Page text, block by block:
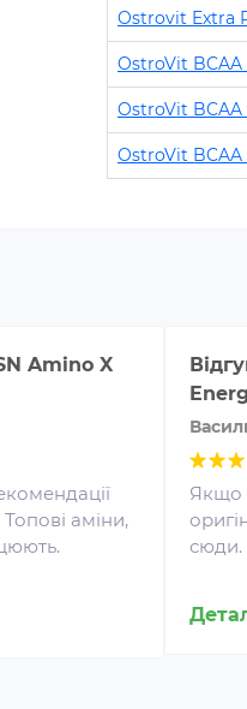
Ostrovit Extra
OstroVit
OstroVit
OstroVit BCAA
Amino X
аміни,
Якщо
сюди.
органічні сполуки, які